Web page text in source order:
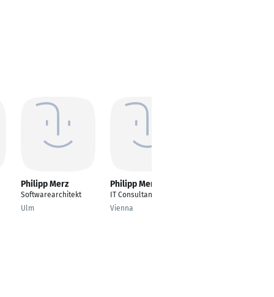
Philipp Merz
Softwarearchitekt
Ulm
Philipp Merz
IT Consultant
Vienna